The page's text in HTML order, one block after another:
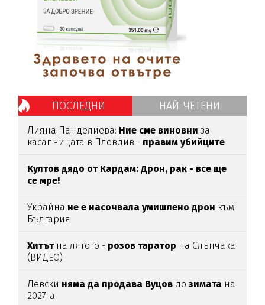
ПОСЛЕДНИ НАЙ-ЧЕТЕНИ
Лияна Панделиева: Ние сме виновниза
касапницата в Пловдив - правим убийците
Култов дядо от Кардам: Дрон, рак - все ще
се мре!
Украйна не е насочвала умишлено дрон към
България
Хитътна лятото - розов таратор на Слънчака
(ВИДЕО)
Левски няма да продава Вуцов дозимата на
2027-а